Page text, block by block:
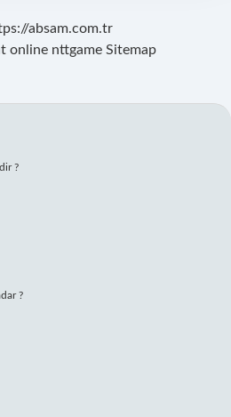
absam.com.tr
online nttgame Sitemap
?
?